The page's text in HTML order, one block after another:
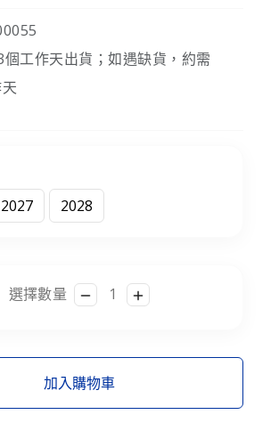
個工作天出貨；如遇缺貨，約需
2027 2028
選擇數量
加入購物車